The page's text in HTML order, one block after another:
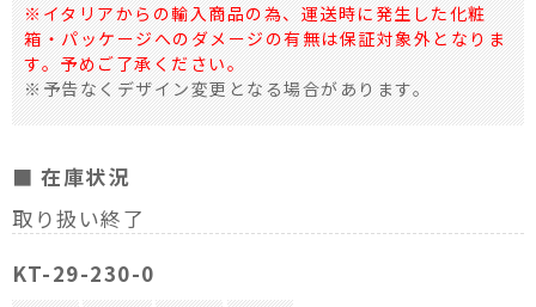
※イタリアからの輸入商品の為、運送時に発生した化粧
箱・パッケージへのダメージの有無は保証対象外となりま
す。予めご了承ください。
※予告なくデザイン変更となる場合があります。
■ 在庫状況
取り扱い終了
KT-29-230-0